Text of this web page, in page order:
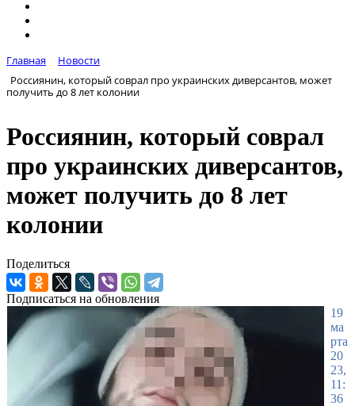
Главная
Новости
Россиянин, который соврал про украинских диверсантов, может
получить до 8 лет колонии
Россиянин, который соврал
про украинских диверсантов,
может получить до 8 лет
колонии
Поделиться
Подписаться на обновления
19
ма
рта
20
23,
11:
36